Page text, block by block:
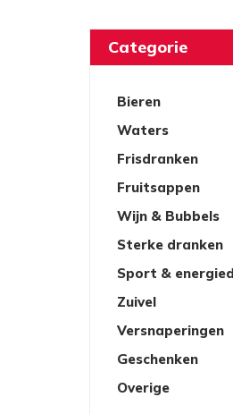
Categorie
Bieren
Waters
Frisdranken
Fruitsappen
Wijn & Bubbels
Sterke dranken
Sport &
Zuivel
Versnaperingen
Geschenken
Overige